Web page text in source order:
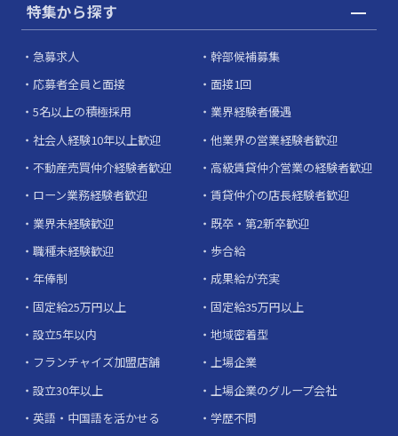
特集から探す
急募求人
幹部候補募集
応募者全員と面接
面接1回
5名以上の積極採用
業界経験者優遇
社会人経験10年以上歓迎
他業界の営業経験者歓迎
不動産売買仲介経験者歓迎
高級賃貸仲介営業の経験者歓迎
ローン業務経験者歓迎
賃貸仲介の店長経験者歓迎
業界未経験歓迎
既卒・第2新卒歓迎
職種未経験歓迎
歩合給
年俸制
成果給が充実
固定給25万円以上
固定給35万円以上
設立5年以内
地域密着型
フランチャイズ加盟店舗
上場企業
設立30年以上
上場企業のグループ会社
英語・中国語を活かせる
学歴不問